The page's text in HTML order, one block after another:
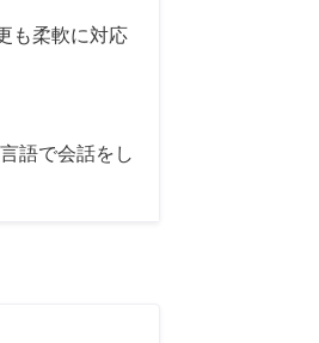
も柔軟に対応
語で会話をし